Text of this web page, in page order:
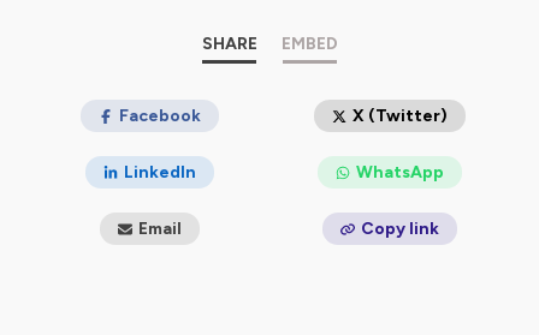
SHARE EMBED
Facebook X (Twitter)
LinkedIn WhatsApp
Email Copy link